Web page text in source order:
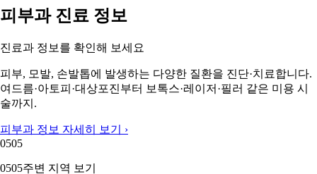
피부과 진료 정보
진료과 정보를 확인해 보세요
피부, 모발, 손발톱에 발생하는 다양한 질환을 진단·치료합니다.
여드름·아토피·대상포진부터 보톡스·레이저·필러 같은 미용 시
술까지.
피부과 정보 자세히 보기 ›
0505
0505주변 지역 보기